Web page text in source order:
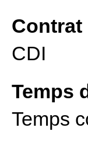
Contrat
CDI
Temps
Temps